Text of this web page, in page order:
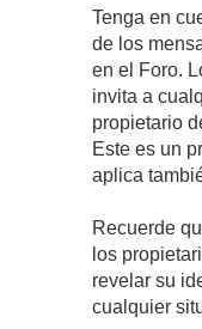
Tenga en
de los
en el Foro.
invita a
propietario
Este es un
aplica
Recuerde
los
revelar su
cualquier